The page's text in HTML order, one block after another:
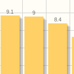
8.4
9
9.1